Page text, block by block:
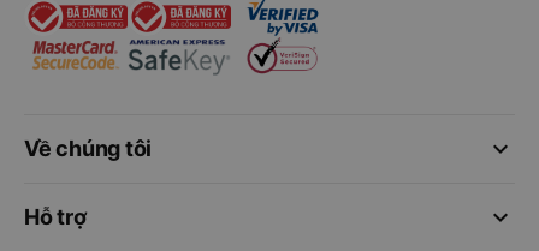
keyboard_arrow_down
Về chúng tôi
keyboard_arrow_down
Hỗ trợ